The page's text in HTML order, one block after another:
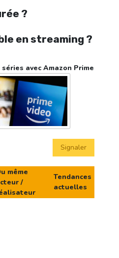
?
en streaming ?
avec Amazon Prime
Signaler
même
/
Tendances
actuelles